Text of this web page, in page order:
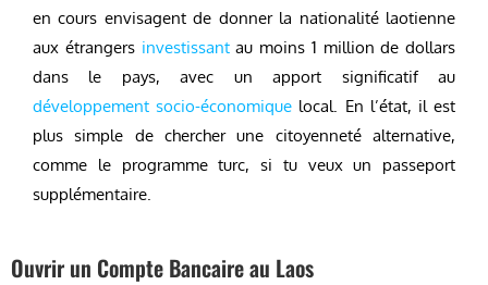
en cours envisagent de donner la nationalité laotienne
aux étrangers investissantau moins 1 million de dollars
dans le pays, avec un apport significatif au
développement socio-économique local. En l’état, il est
plus simple de chercher une citoyenneté alternative,
comme le programme turc, si tu veux un passeport
supplémentaire.
Ouvrir un Compte Bancaire au Laos